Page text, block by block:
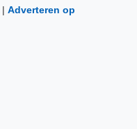
| Adverteren op